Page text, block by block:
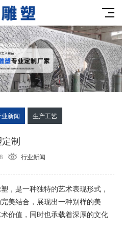
业新闻 生产工艺
制
行业新闻
是一种独特的艺术表现形式，
美结合，展现出一种别样的美
价值，同时也承载着深厚的文化